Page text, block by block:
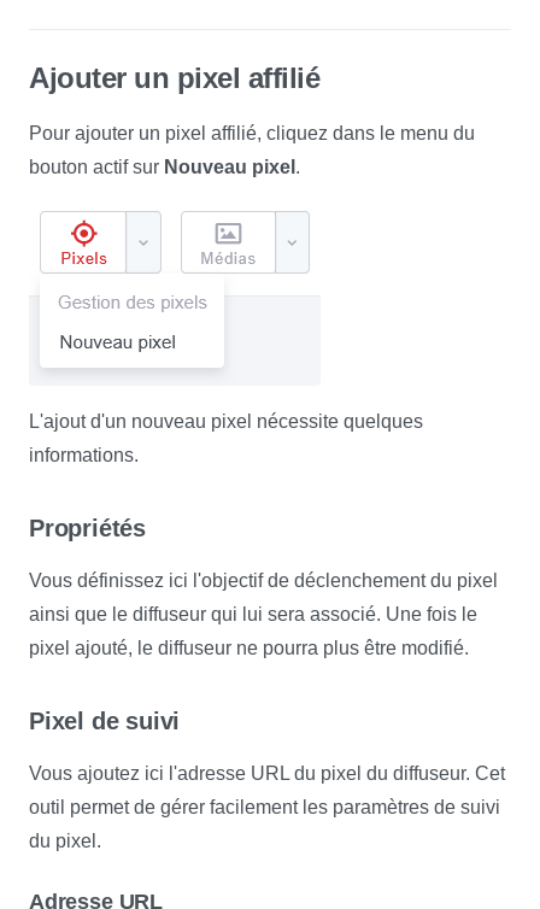
Ajouter un pixel affilié
Pour ajouter un pixel affilié, cliquez dans le menu du
bouton actif sur Nouveau pixel .
L'ajout d'un nouveau pixel nécessite quelques
informations.
Propriétés
Vous définissez ici l'objectif de déclenchement du pixel
ainsi que le diffuseur qui lui sera associé. Une fois le
pixel ajouté, le diffuseur ne pourra plus être modifié.
Pixel de suivi
Vous ajoutez ici l'adresse URL du pixel du diffuseur. Cet
outil permet de gérer facilement les paramètres de suivi
du pixel.
Adresse URL